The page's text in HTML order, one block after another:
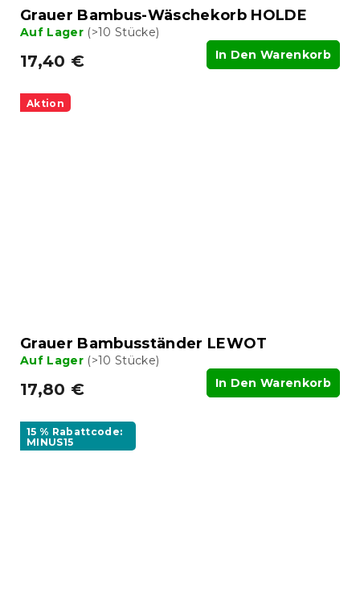
Grauer Bambus-Wäschekorb HOLDE
Auf Lager (>10 Stücke)
17,40 € In Den Warenkorb
Aktion
Grauer Bambusständer LEWOT
Auf Lager (>10 Stücke)
17,80 € In Den Warenkorb
15 % Rabattcode:
MINUS15